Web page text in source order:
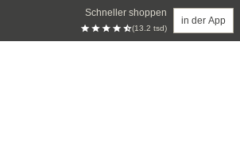
Schneller shoppen
(13.2 tsd)
in der App